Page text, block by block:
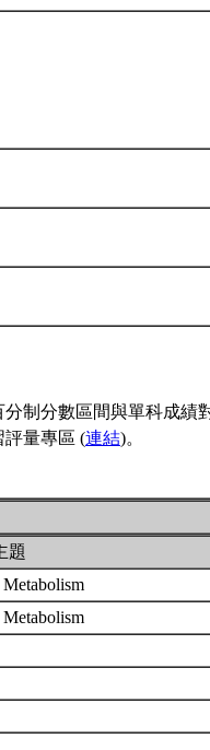
制分數區間與單科成績
評量專區 (連結)。
題